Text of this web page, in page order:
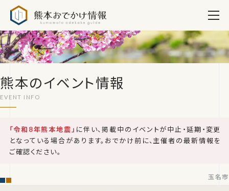
熊本のイベント情報
「令和8年熊本地震」 に伴い、掲載中のイベントが中止・延期・変更
となっている場合があります。おでかけ前に、主催者の最新情報を
ご確認ください。
玉名市